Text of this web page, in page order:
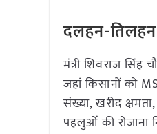
दलहन-
मंत्री शिवराज
जहां किसानों को
संख्या, खरीद
पहलुओं की रोजाना